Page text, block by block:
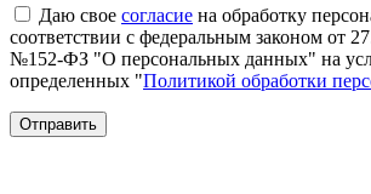
Даю свое согласие на обработку
соответствии с федеральным законом от
№152-ФЗ "О персональных данных" на
определенных "Политикой обработки
Отправить